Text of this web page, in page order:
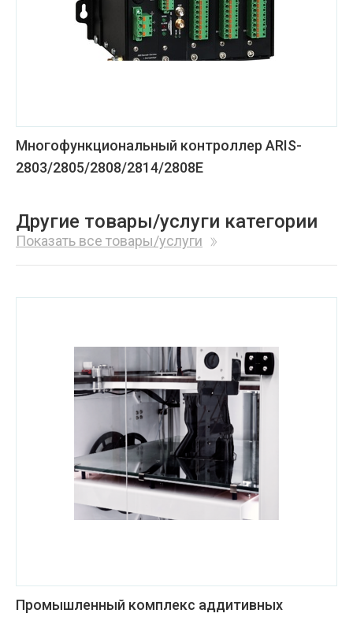
Многофункциональный контроллер ARIS-
2803/2805/2808/2814/2808Е
Другие товары/услуги категории
Показать все товары/услуги
Промышленный комплекс аддитивных